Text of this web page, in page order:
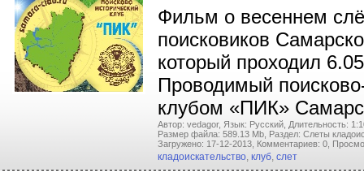
Фильм о весеннем
поисковиков
который проходил
Проводимый
клубом «ПИК»
Автор: vedagor, Язык: Русский, Длительность:
Размер файла: 589.13 Mb, Раздел: Слеты
Загружено: 17-12-2013, Комментариев: 0,
кладоискательство, клуб, слет